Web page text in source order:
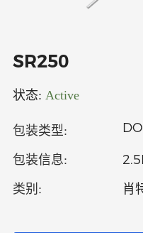
关于
SR250
状态: Active
包装类型:
包装信息:
类别: 肖